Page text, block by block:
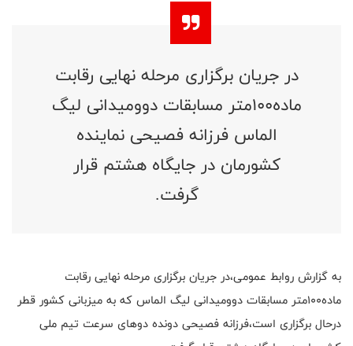
در جریان برگزاری مرحله نهایی رقابت
ماده۱۰۰متر مسابقات دوومیدانی لیگ
الماس فرزانه فصیحی نماینده
کشورمان در جایگاه هشتم قرار
گرفت.
به گزارش روابط عمومی،در جریان برگزاری مرحله نهایی رقابت
ماده۱۰۰متر مسابقات دوومیدانی لیگ الماس که به میزبانی کشور قطر
درحال برگزاری است،فرزانه فصیحی دونده دوهای سرعت تیم ملی